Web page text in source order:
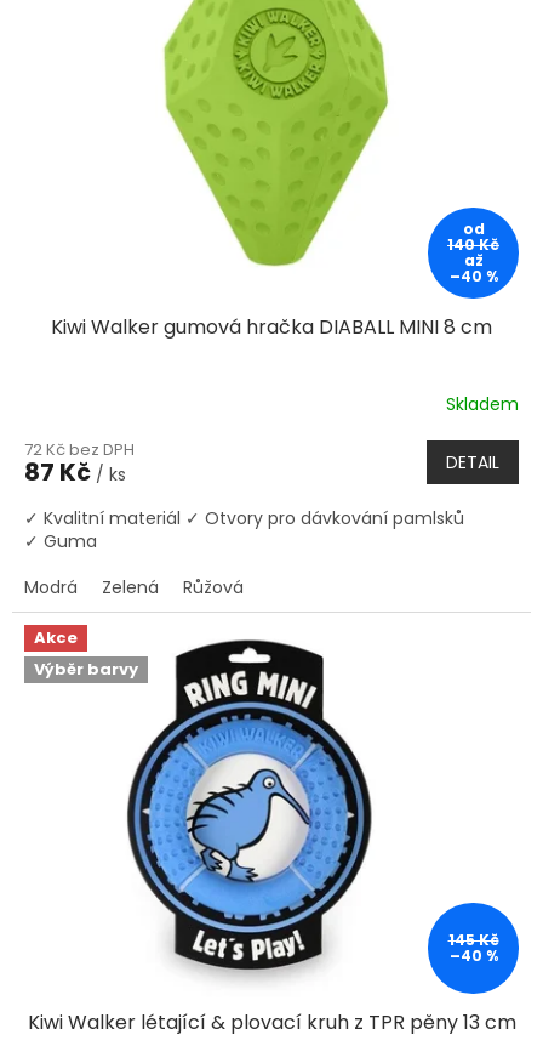
od
140 Kč
až
–40 %
Kiwi Walker gumová hračka DIABALL MINI 8 cm
Skladem
72 Kč bez DPH
87 Kč / ks DETAIL
✓ Kvalitní materiál ✓ Otvory pro dávkování pamlsků
✓ Guma
Modrá
Zelená Růžová
Akce
Výběr barvy
145 Kč
–40 %
Kiwi Walker létající & plovací kruh z TPR pěny 13 cm